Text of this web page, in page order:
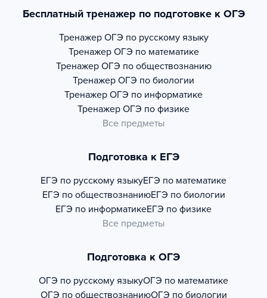
Бесплатный тренажер по подготовке к ОГЭ
Тренажер ОГЭ по русскому языку
Тренажер ОГЭ по математике
Тренажер ОГЭ по обществознанию
Тренажер ОГЭ по биологии
Тренажер ОГЭ по информатике
Тренажер ОГЭ по физике
Все предметы
Подготовка к ЕГЭ
ЕГЭ по русскому языкуЕГЭ по математике
ЕГЭ по обществознаниюЕГЭ по биологии
ЕГЭ по информатикеЕГЭ по физике
Все предметы
Подготовка к ОГЭ
ОГЭ по русскому языкуОГЭ по математике
ОГЭ по обществознаниюОГЭ по биологии